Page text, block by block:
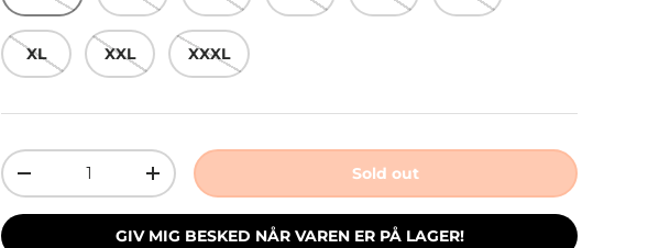
XL XXL XXXL
Qty
Decrease quantityIncrease quantity Sold out
GIV MIG BESKED NÅR VAREN ER PÅ LAGER!